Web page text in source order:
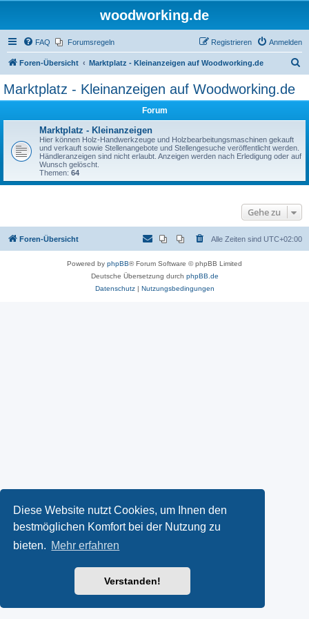
Diese Website nutzt Cookies, um Ihnen den
bestmöglichen Komfort bei der Nutzung zu
bieten. Mehr erfahren
Verstanden!
woodworking.de
FAQ Forumsregeln Anmelden
Registrieren
Foren-Übersicht Marktplatz - Kleinanzeigen auf Woodworking.de
Marktplatz - Kleinanzeigen auf Woodworking.de
Forum
Marktplatz - Kleinanzeigen
Hier können Holz-Handwerkzeuge und Holzbearbeitungsmaschinen gekauft
und verkauft sowie Stellenangebote und Stellengesuche veröffentlicht werden.
Händleranzeigen sind nicht erlaubt. Anzeigen werden nach Erledigung oder auf
Wunsch gelöscht.
Themen: 64
Gehe zu
Foren-Übersicht Alle Zeiten sind UTC+02:00
Powered by phpBB® Forum Software © phpBB Limited
Deutsche Übersetzung durch phpBB.de
Datenschutz| Nutzungsbedingungen